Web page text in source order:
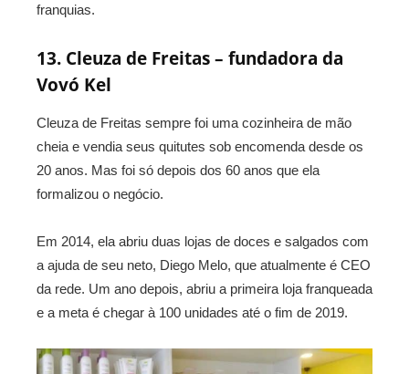
franquias.
13. Cleuza de Freitas – fundadora da
Vovó Kel
Cleuza de Freitas sempre foi uma cozinheira de mão
cheia e vendia seus quitutes sob encomenda desde os
20 anos. Mas foi só depois dos 60 anos que ela
formalizou o negócio.
Em 2014, ela abriu duas lojas de doces e salgados com
a ajuda de seu neto, Diego Melo, que atualmente é CEO
da rede. Um ano depois, abriu a primeira loja franqueada
e a meta é chegar à 100 unidades até o fim de 2019.